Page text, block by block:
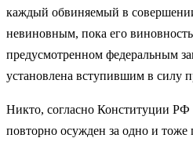
каждый обвиняемый в
невиновным, пока его виновность
предусмотренном федеральным
установлена вступившим в силу
Никто, согласно Конституции РФ
повторно осужден за одно и тоже